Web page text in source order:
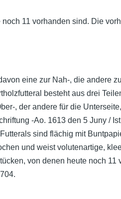
11 vorhanden sind. Die
eine zur Nah-, die andere
besteht aus drei
, der andere für die
-Ao. 1613 den 5 Juny /
sind flächig mit
und weist volutenartige,
von denen heute noch